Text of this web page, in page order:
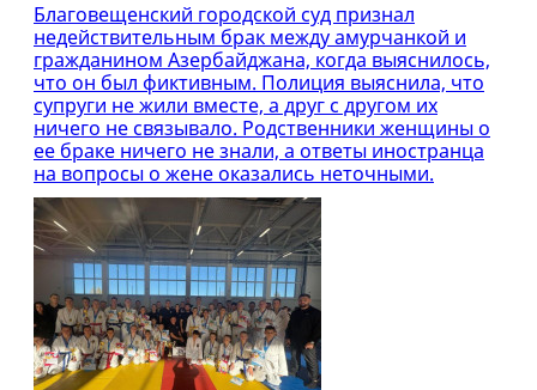
Благовещенский городской суд признал
недействительным брак между амурчанкой и
гражданином Азербайджана, когда выяснилось,
что он был фиктивным. Полиция выяснила, что
супруги не жили вместе, а друг с другом их
ничего не связывало. Родственники женщины о
ее браке ничего не знали, а ответы иностранца
на вопросы о жене оказались неточными.